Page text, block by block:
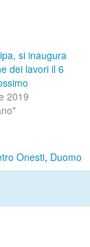
si inaugura
dei lavori il 6
2019
Onesti, Duomo